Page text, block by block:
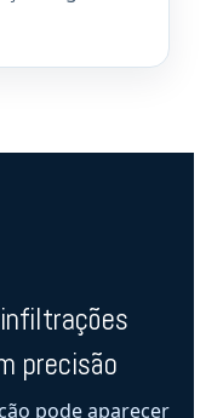
precisão
pode aparecer